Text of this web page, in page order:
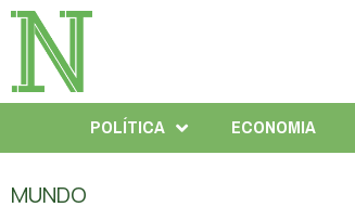
POLÍTICA ECONOMIA
MUNDO